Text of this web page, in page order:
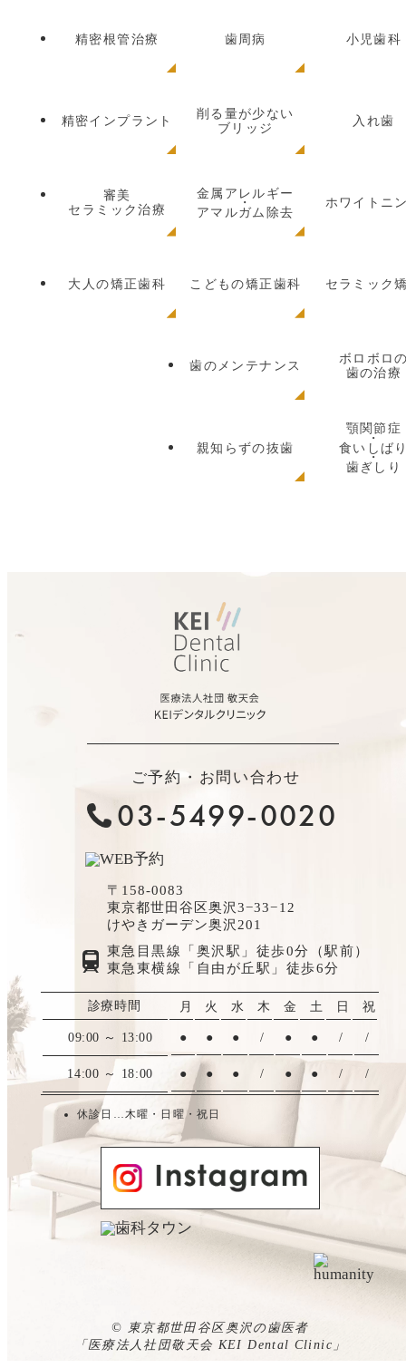
精密根管治療 歯周病 小児歯科
精密インプラント
削る量が少ない
ブリッジ
入れ歯
審美
セラミック治療
金属アレルギー
・
アマルガム除去
ホワイトニ
大人の矯正歯科 こどもの矯正歯科 セラミック
歯のメンテナンス
ボロボロ
歯の治療
親知らずの抜歯
顎関節症
・
食いしば
・
歯ぎしり
ご予約・お問い合わせ
03-5499-0020
〒158-0083
東京都世田谷区奥沢3−33−12
けやきガーデン奥沢201
東急目黒線「奥沢駅」徒歩0分（駅前）
東急東横線「自由が丘駅」徒歩6分
診療時間 月 火 水 木 金 土 日 祝
09:00 ～ 13:00 ● ● ● / ● ● / /
14:00 ～ 18:00 ● ● ● / ● ● / /
休診日…木曜・日曜・祝日
© 東京都世田谷区奥沢の歯医者
「医療法人社団敬天会 KEI Dental Clinic」